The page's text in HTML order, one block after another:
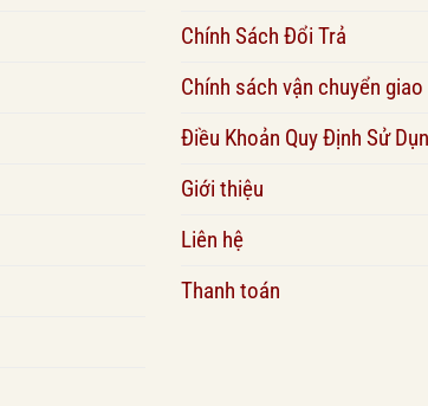
Chính Sách Đổi Trả
Chính sách vận chuyển giao
Điều Khoản Quy Định Sử
Giới thiệu
Liên hệ
Thanh toán